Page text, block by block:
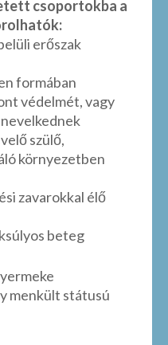
csoportokba a
erőszak
formában
védelmét, vagy
szülő,
környezetben
zavarokkal élő
beteg
menkült státusú